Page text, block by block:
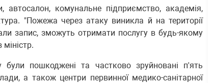
комунальне підприємство, академія,
"Пожежа через атаку виникла й на території
запис, зможуть отримати послугу в будь-якому
пошкоджені та частково зруйновані п'ять
а також центри первинної медико-санітарної